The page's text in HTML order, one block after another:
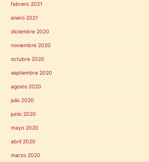
febrero 2021
enero 2021
diciembre 2020
noviembre 2020
octubre 2020
septiembre 2020
agosto 2020
julio 2020
junio 2020
mayo 2020
abril 2020
marzo 2020